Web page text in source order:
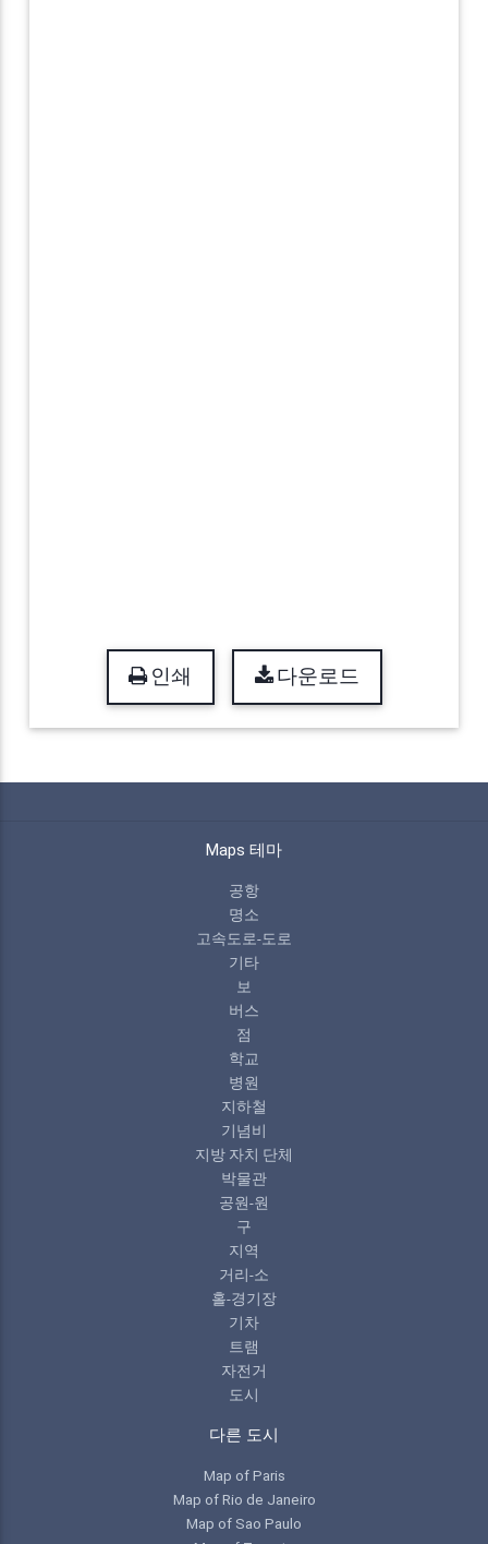
인쇄 다운로드
Maps 테마
공항
명소
고속도로-도로
기타
보
버스
점
학교
병원
지하철
기념비
지방 자치 단체
박물관
공원-원
구
지역
거리-소
홀-경기장
기차
트램
자전거
도시
다른 도시
Map of Paris
Map of Rio de Janeiro
Map of Sao Paulo